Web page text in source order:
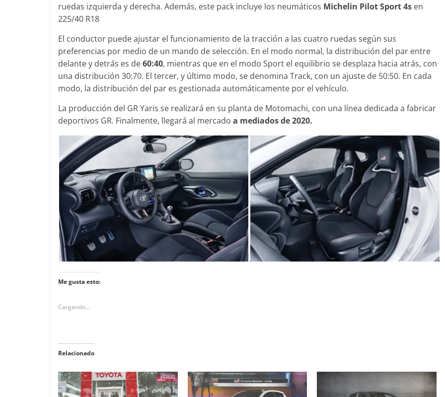
ruedas izquierda y derecha. Además, este pack incluye los neumáticos Michelin Pilot Sport 4s en
225/40 R18
El conductor puede ajustar el funcionamiento de la tracción a las cuatro ruedas según sus
preferencias por medio de un mando de selección. En el modo normal, la distribución del par entre
delante y detrás es de60:40, mientras que en el modo Sport el equilibrio se desplaza hacia atrás, con
una distribución 30:70. El tercer, y último modo, se denomina Track, con un ajuste de 50:50. En cada
modo, la distribución del par es gestionada automáticamente por el vehículo.
La producción del GR Yaris se realizará en su planta de Motomachi, con una línea dedicada a fabricar
deportivos GR. Finalmente, llegará al mercado a mediados de 2020.
Me gusta esto:
Cargando...
Relacionado